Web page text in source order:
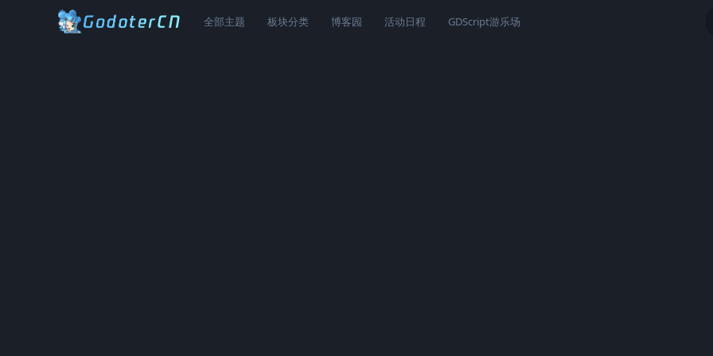
全部主题 板块分类 博客园 活动日程 GDScript游乐场